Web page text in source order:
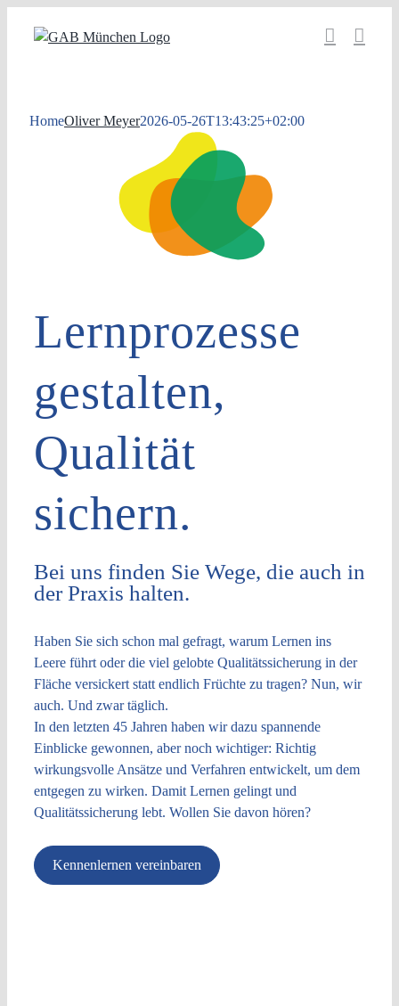
Inhalt
HomeOliver Meyer2026-05-26T13:43:25+02:00
Lernprozesse
gestalten,
Qualität
sichern.
Bei uns finden Sie Wege, die auch in
der Praxis halten.
Haben Sie sich schon mal gefragt, warum Lernen ins
Leere führt oder die viel gelobte Qualitätssicherung in der
Fläche versickert statt endlich Früchte zu tragen? Nun, wir
auch. Und zwar täglich.
In den letzten 45 Jahren haben wir dazu spannende
Einblicke gewonnen, aber noch wichtiger: Richtig
wirkungsvolle Ansätze und Verfahren entwickelt, um dem
entgegen zu wirken. Damit Lernen gelingt und
Qualitätssicherung lebt. Wollen Sie davon hören?
Kennenlernen vereinbaren